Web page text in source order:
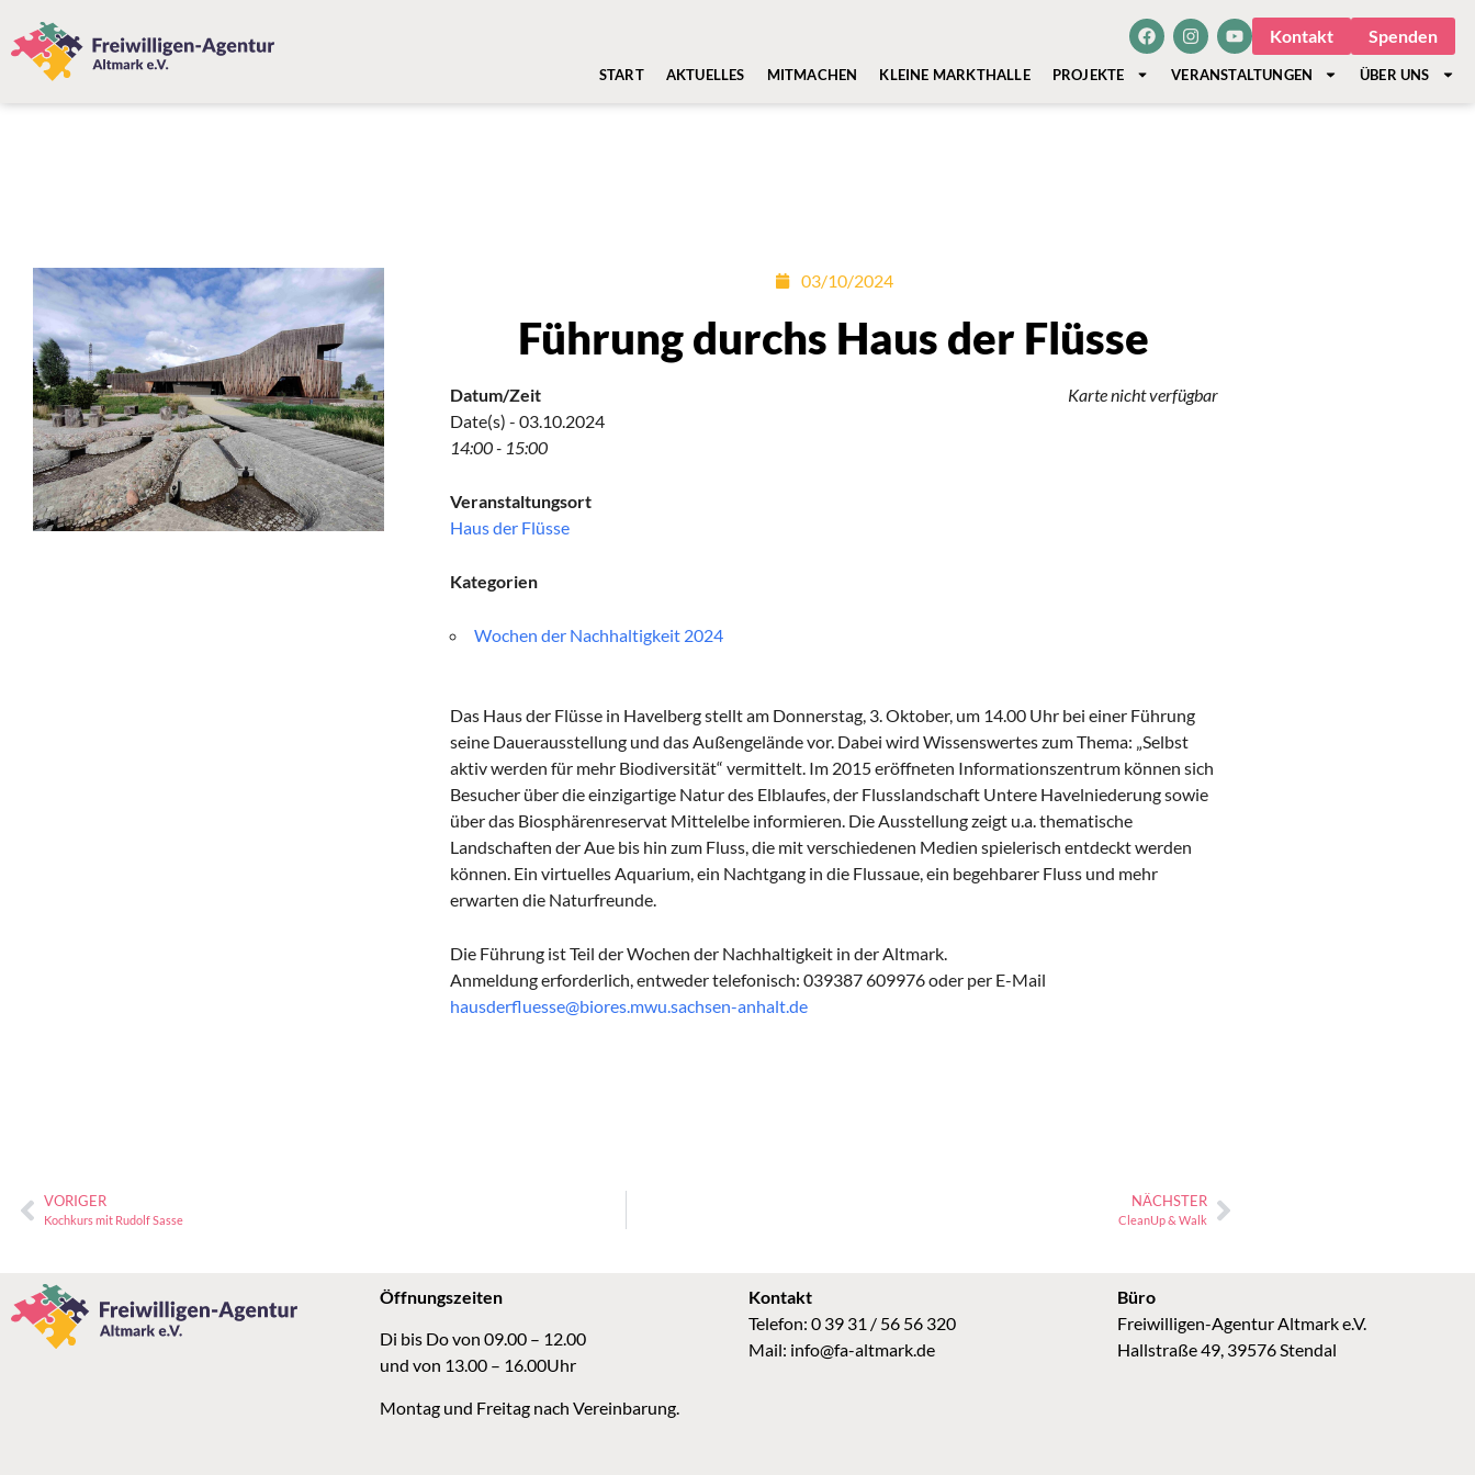
Kontakt Spenden
START AKTUELLES MITMACHEN KLEINE MARKTHALLE PROJEKTE VERANSTALTUNGEN ÜBER UNS
03/10/2024
Führung durchs Haus der Flüsse
Karte nicht verfügbar
Datum/Zeit
Date(s) - 03.10.2024
14:00 - 15:00
Veranstaltungsort
Haus der Flüsse
Kategorien
Wochen der Nachhaltigkeit 2024
Das Haus der Flüsse in Havelberg stellt am Donnerstag, 3. Oktober, um 14.00 Uhr bei einer Führung
seine Dauerausstellung und das Außengelände vor. Dabei wird Wissenswertes zum Thema: „Selbst
aktiv werden für mehr Biodiversität“ vermittelt. Im 2015 eröffneten Informationszentrum können sich
Besucher über die einzigartige Natur des Elblaufes, der Flusslandschaft Untere Havelniederung sowie
über das Biosphärenreservat Mittelelbe informieren. Die Ausstellung zeigt u.a. thematische
Landschaften der Aue bis hin zum Fluss, die mit verschiedenen Medien spielerisch entdeckt werden
können. Ein virtuelles Aquarium, ein Nachtgang in die Flussaue, ein begehbarer Fluss und mehr
erwarten die Naturfreunde.
Die Führung ist Teil der Wochen der Nachhaltigkeit in der Altmark.
Anmeldung erforderlich, entweder telefonisch: 039387 609976 oder per E-Mail
hausderfluesse@biores.mwu.sachsen-anhalt.de
VORIGER
Kochkurs mit Rudolf Sasse
NÄCHSTER
CleanUp & Walk
Öffnungszeiten
Di bis Do von 09.00 – 12.00
und von 13.00 – 16.00Uhr
Montag und Freitag nach Vereinbarung.
Kontakt
Telefon: 0 39 31 / 56 56 320
Mail: info@fa-altmark.de
Büro
Freiwilligen-Agentur Altmark e.V.
Hallstraße 49, 39576 Stendal